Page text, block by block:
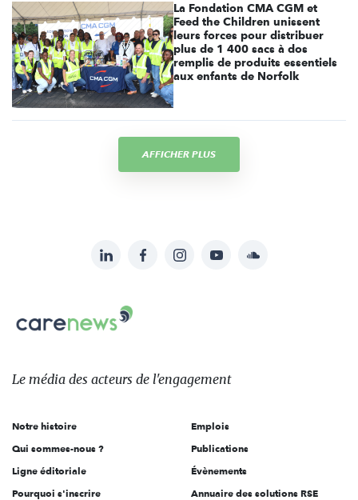
La Fondation CMA CGM et
Feed the Children unissent
leurs forces pour distribuer
plus de 1 400 sacs à dos
remplis de produits essentiels
aux enfants de Norfolk
AFFICHER PLUS
sur:
LinkedInFacebookInstagramYouTubeSoundcloud
Le
des
l'engagement
Le média des acteurs de l'engagement
Notre histoire
Qui sommes-nous ?
Ligne éditoriale
Pourquoi s'inscrire
Emplois
Publications
Évènements
Annuaire des solutions RSE